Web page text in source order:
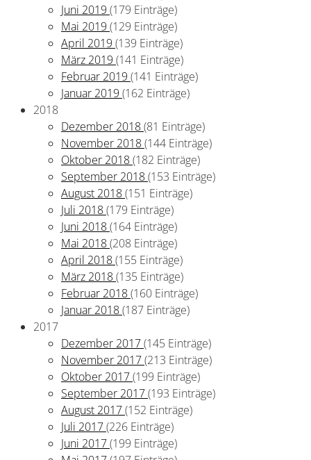
Juni 2019 (179 Einträge)
Mai 2019 (129 Einträge)
April 2019 (139 Einträge)
März 2019 (141 Einträge)
Februar 2019 (141 Einträge)
Januar 2019 (162 Einträge)
2018
Dezember 2018(81 Einträge)
November 2018(144 Einträge)
Oktober 2018(182 Einträge)
September 2018(153 Einträge)
August 2018(151 Einträge)
Juli 2018(179 Einträge)
Juni 2018(164 Einträge)
Mai 2018(208 Einträge)
April 2018(155 Einträge)
März 2018(135 Einträge)
Februar 2018(160 Einträge)
Januar 2018(187 Einträge)
2017
Dezember 2017(145 Einträge)
November 2017(213 Einträge)
Oktober 2017(199 Einträge)
September 2017(193 Einträge)
August 2017(152 Einträge)
Juli 2017(226 Einträge)
Juni 2017(199 Einträge)